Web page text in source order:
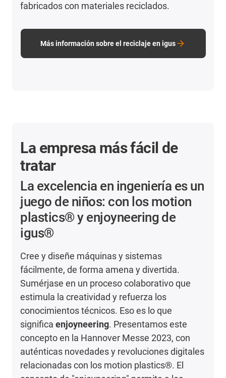
fabricados con materiales reciclados.
Más información sobre el reciclaje en igus
La empresa más fácil de
tratar
La excelencia en ingeniería es un
juego de niños: con los motion
plastics® y enjoyneering de
igus®
Cree y diseñe máquinas y sistemas
fácilmente, de forma amena y divertida.
Sumérjase en un proceso colaborativo que
estimula la creatividad y refuerza los
conocimientos técnicos. Eso es lo que
significaenjoyneering. Presentamos este
concepto en la Hannover Messe 2023, con
auténticas novedades y revoluciones digitales
relacionadas con los motion plastics®. El